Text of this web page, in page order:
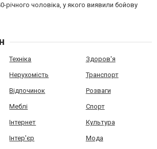
річного чоловіка, у якого виявили бойову
Техніка Здоров'я
Нерухомість Транспорт
Відпочинок Розваги
Меблі Спорт
Інтернет Культура
Інтер'єр Мода